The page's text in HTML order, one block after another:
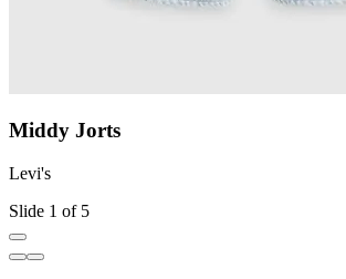
Middy Jorts
Levi's
Slide 1 of 5